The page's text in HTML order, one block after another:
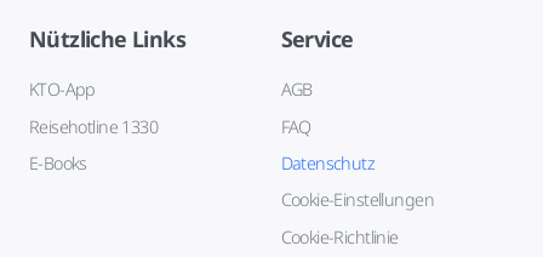
Nützliche Links
KTO-App
Reisehotline 1330
E-Books
Service
AGB
FAQ
Datenschutz
Cookie-Einstellungen
Cookie-Richtlinie